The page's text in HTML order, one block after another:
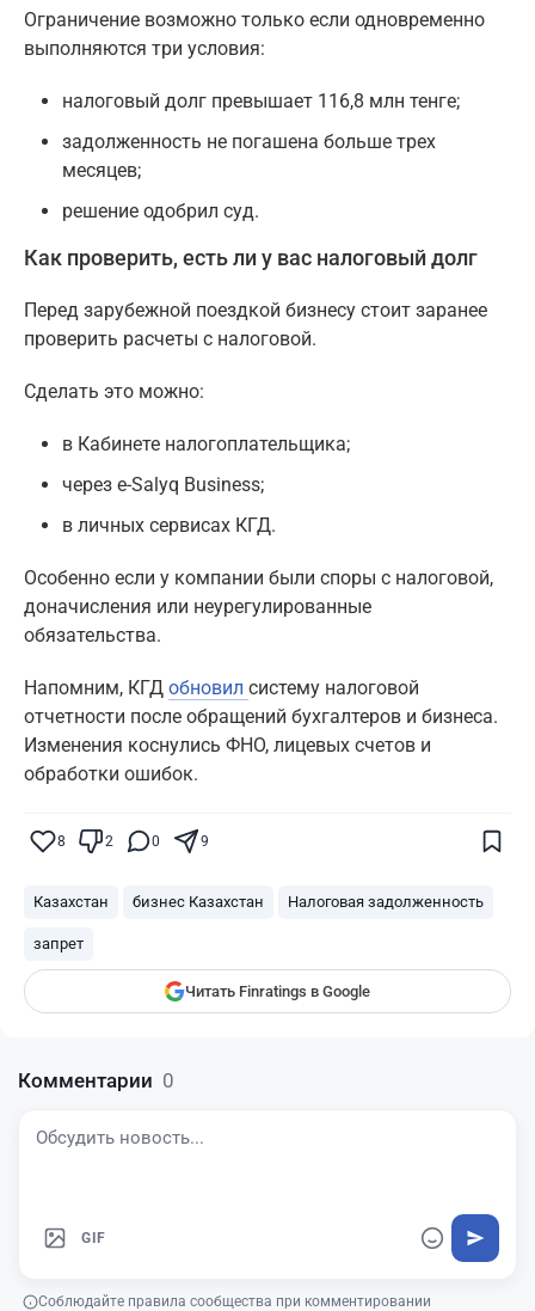
Ограничение возможно только если одновременно
выполняются три условия:
налоговый долг превышает 116,8 млн тенге;
задолженность не погашена больше трех
месяцев;
решение одобрил суд.
Как проверить, есть ли у вас налоговый долг
Перед зарубежной поездкой бизнесу стоит заранее
проверить расчеты с налоговой.
Сделать это можно:
в Кабинете налогоплательщика;
через e-Salyq Business;
в личных сервисах КГД.
Особенно если у компании были споры с налоговой,
доначисления или неурегулированные
обязательства.
Напомним, КГД обновил систему налоговой
отчетности после обращений бухгалтеров и бизнеса.
Изменения коснулись ФНО, лицевых счетов и
обработки ошибок.
8 2 0 9
Казахстан бизнес Казахстан Налоговая задолженность
запрет
Читать Finratings в Google
Поставьте галочку рядом с
Комментарии 0
GIF
Соблюдайте правила сообщества при комментировании